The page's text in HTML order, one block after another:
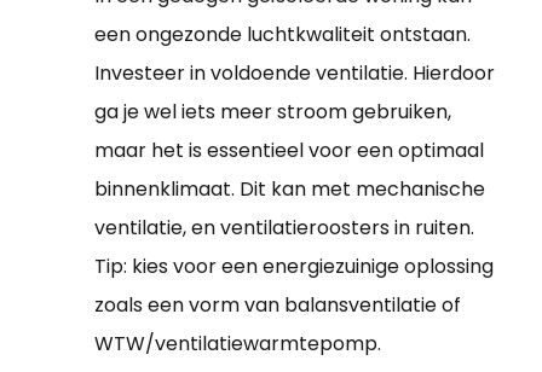
een ongezonde luchtkwaliteit ontstaan.
Investeer in voldoende ventilatie. Hierdoor
ga je wel iets meer stroom gebruiken,
maar het is essentieel voor een optimaal
binnenklimaat. Dit kan met mechanische
ventilatie, en ventilatieroosters in ruiten.
Tip: kies voor een energiezuinige oplossing
zoals een vorm van balansventilatie of
WTW/ventilatiewarmtepomp.